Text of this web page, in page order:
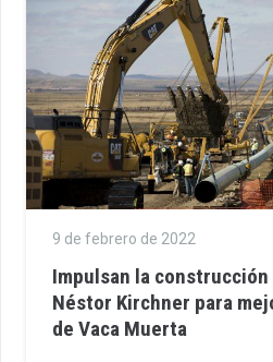
9 de febrero de 2022
Impulsan la
Néstor Kirchner para
de Vaca Muerta